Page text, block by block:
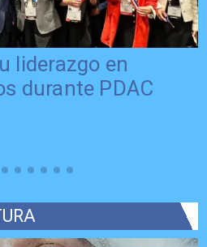
liderazgo en
durante PDAC